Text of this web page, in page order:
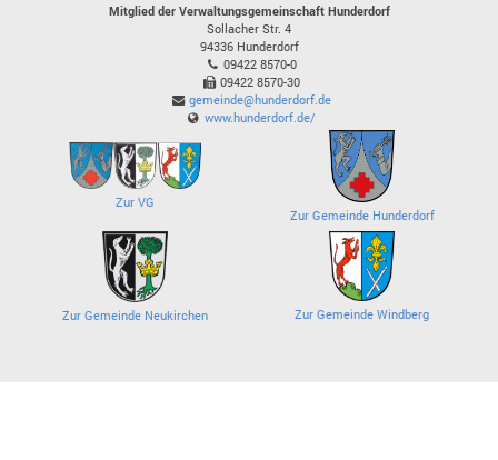
Mitglied der Verwaltungsgemeinschaft Hunderdorf
Sollacher Str. 4
94336 Hunderdorf
09422 8570-0
09422 8570-30
gemeinde@hunderdorf.de
www.hunderdorf.de/
Zur VG
Zur Gemeinde Hunderdorf
Zur Gemeinde Neukirchen Zur Gemeinde Windberg